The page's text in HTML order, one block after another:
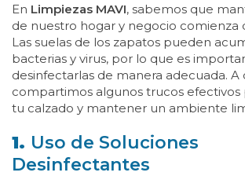
En Limpiezas MAVI, sabemos que
de nuestro hogar y negocio comienza
Las suelas de los zapatos pueden
bacterias y virus, por lo que es
desinfectarlas de manera adecuada.
compartimos algunos trucos efectivos
tu calzado y mantener un ambiente
1. Uso de Soluciones
Desinfectantes